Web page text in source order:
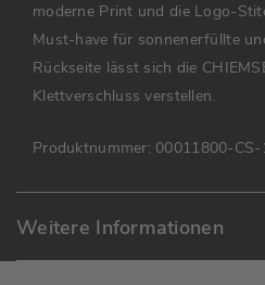
moderne Print und die Logo-
Must-have für sonnenerfüllte
Rückseite lässt sich die
Klettverschluss verstellen.
Produktnummer: 00011800-CS-
Weitere Informationen